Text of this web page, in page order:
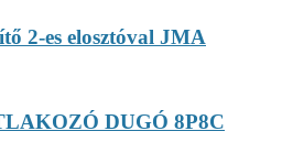
2-es elosztóval JMA
DUGÓ 8P8C